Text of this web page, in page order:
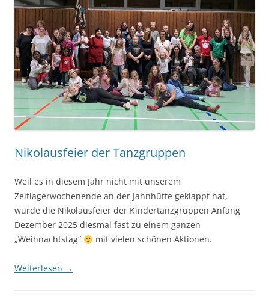
Nikolausfeier der Tanzgruppen
Weil es in diesem Jahr nicht mit unserem
Zeltlagerwochenende an der Jahnhütte geklappt hat,
wurde die Nikolausfeier der Kindertanzgruppen Anfang
Dezember 2025 diesmal fast zu einem ganzen
„Weihnachtstag“
mit vielen schönen Aktionen.
Weiterlesen →